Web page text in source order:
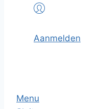
Aanmelden
Menu